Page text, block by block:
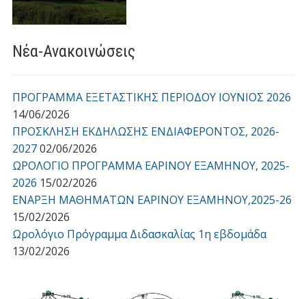
Νέα-Ανακοινώσεις
ΠΡΟΓΡΑΜΜΑ ΕΞΕΤΑΣΤΙΚΗΣ ΠΕΡΙΟΔΟΥ ΙΟΥΝΙΟΣ 2026
14/06/2026
ΠΡΟΣΚΛΗΣΗ ΕΚΔΗΛΩΣΗΣ ΕΝΔΙΑΦΕΡΟΝΤΟΣ, 2026-
202702/06/2026
ΩΡΟΛΟΓΙΟ ΠΡΟΓΡΑΜΜΑ ΕΑΡΙΝΟΥ ΕΞΑΜΗΝΟΥ, 2025-
2026 15/02/2026
ΕΝΑΡΞΗ ΜΑΘΗΜΑΤΩΝ ΕΑΡΙΝΟΥ ΕΞΑΜΗΝΟΥ,2025-26
15/02/2026
Ωρολόγιο Πρόγραμμα Διδασκαλίας 1η εβδομάδα
13/02/2026